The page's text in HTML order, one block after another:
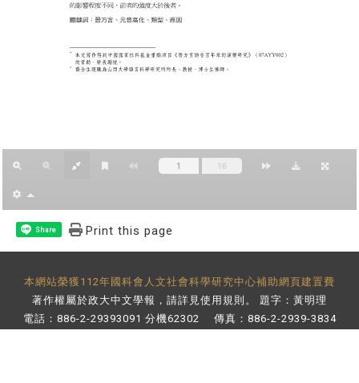
Share Print this page
本網站榮獲112年國科會人文社會科學研究中心補助網頁建置費
著作權屬於政大中文學報，請詳見使用規則 。 題字：黃明理
電話：886-2-29393091 分機62302 傳真：886-2-2939-3834